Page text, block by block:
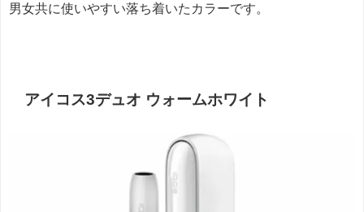
男女共に使いやすい落ち着いたカラーです。
アイコス3デュオ ウォームホワイト